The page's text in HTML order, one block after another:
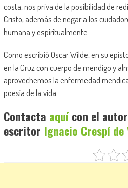
costa, nos priva de la posibilidad de
Cristo, además de negar a los
humana y espiritualmente.
Como escribió Oscar Wilde, en su
en la Cruz con cuerpo de mendigo y
aprovechemos la enfermedad
poesía de la vida.
Contacta aquícon el
escritor Ignacio Crespí